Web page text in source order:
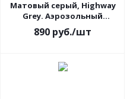
Матовый серый, Highway
Grey. Аэрозольный
баллон.
890 руб./шт